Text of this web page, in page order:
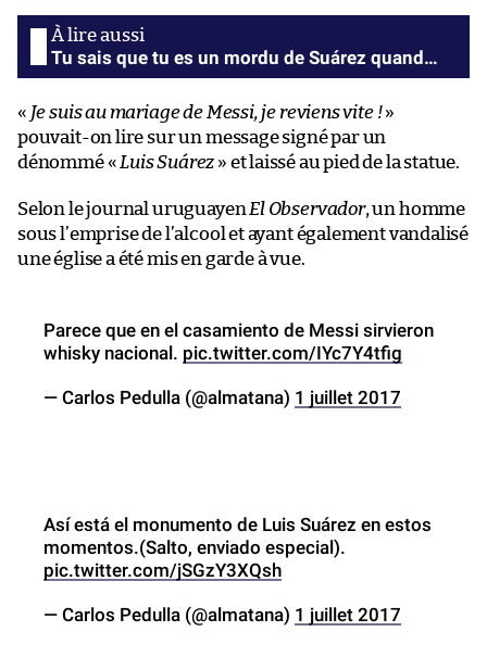
Tu sais que tu es un mordu de Suárez quand…
« Je suis au mariage de Messi, je reviens vite !»
pouvait-on lire sur un message signé par un
dénommé « Luis Suárez » et laissé au pied de la statue.
Selon le journal uruguayen El Observador, un homme
sous l’emprise de l’alcool et ayant également vandalisé
une église a été mis en garde à vue.
Parece que en el casamiento de Messi sirvieron
whisky nacional. pic.twitter.com/IYc7Y4tfig
— Carlos Pedulla (@almatana) 1 juillet 2017
Así está el monumento de Luis Suárez en estos
momentos.(Salto, enviado especial).
pic.twitter.com/jSGzY3XQsh
— Carlos Pedulla (@almatana) 1 juillet 2017